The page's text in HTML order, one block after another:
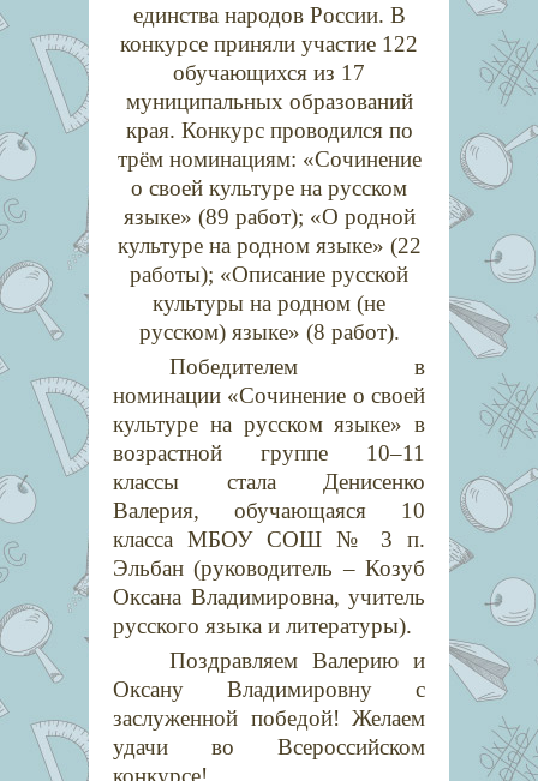
единства народов России. В
конкурсе приняли участие 122
обучающихся из 17
муниципальных образований
края. Конкурс проводился по
трём номинациям: «Сочинение
о своей культуре на русском
языке» (89 работ); «О родной
культуре на родном языке» (22
работы); «Описание русской
культуры на родном (не
русском) языке» (8 работ).
Победителем в
номинации «Сочинение о своей
культуре на русском языке» в
возрастной группе 10–11
классы стала Денисенко
Валерия, обучающаяся 10
класса МБОУ СОШ № 3 п.
Эльбан (руководитель – Козуб
Оксана Владимировна, учитель
русского языка и литературы).
Поздравляем Валерию и
Оксану Владимировну с
заслуженной победой! Желаем
удачи во Всероссийском
конкурсе!